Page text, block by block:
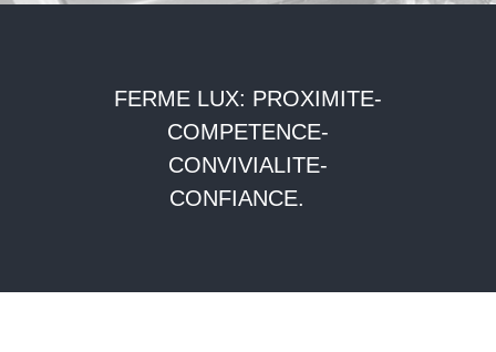
FERME LUX: PROXIMITE-
COMPETENCE-
CONVIVIALITE-
CONFIANCE.